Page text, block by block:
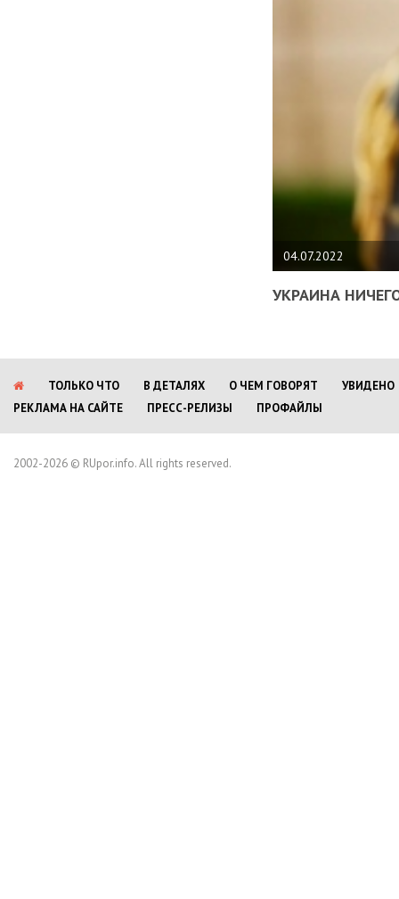
04.07.2022
УКРАИНА
ТОЛЬКО ЧТО В ДЕТАЛЯХ О ЧЕМ ГОВОРЯТ
УВИДЕНО
РЕКЛАМА НА САЙТЕ
ПРЕСС-РЕЛИЗЫ ПРОФАЙЛЫ
2002-2026 © RUpor.info. All rights reserved.